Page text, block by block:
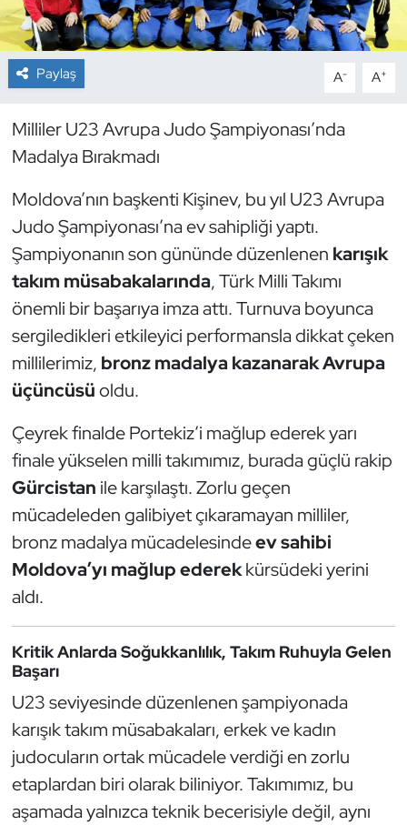
Paylaş A- A+
Milliler U23 Avrupa Judo Şampiyonası’nda
Madalya Bırakmadı
Moldova’nın başkenti Kişinev, bu yıl U23 Avrupa
Judo Şampiyonası’na ev sahipliği yaptı.
Şampiyonanın son gününde düzenlenen karışık
takım müsabakalarında, Türk Milli Takımı
önemli bir başarıya imza attı. Turnuva boyunca
sergiledikleri etkileyici performansla dikkat çeken
millilerimiz, bronz madalya kazanarak Avrupa
üçüncüsüoldu.
Çeyrek finalde Portekiz’i mağlup ederek yarı
finale yükselen milli takımımız, burada güçlü rakip
Gürcistan ile karşılaştı. Zorlu geçen
mücadeleden galibiyet çıkaramayan milliler,
bronz madalya mücadelesindeev sahibi
Moldova’yı mağlup ederekkürsüdeki yerini
aldı.
Kritik Anlarda Soğukkanlılık, Takım Ruhuyla Gelen
Başarı
U23 seviyesinde düzenlenen şampiyonada
karışık takım müsabakaları, erkek ve kadın
judocuların ortak mücadele verdiği en zorlu
etaplardan biri olarak biliniyor. Takımımız, bu
aşamada yalnızca teknik becerisiyle değil, aynı
Curling
Dağcılık
Dövüş Sanatı
E-Spor
Eskrim
Futbol
Futsal
Genel
Golf
Güreş
Halter
Hava Sporları
İşitme Engelli Sporcular
Judo ve Kuraş
Kano ve Rafting
Karate